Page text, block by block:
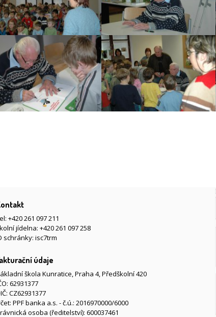
+420 261 097 211
jídelna: +420 261 097 258
schránky: isc7trm
údaje
škola Kunratice, Praha 4, Předškolní 420
62931377
CZ62931377
PPF banka a.s. - č.ú.: 2016970000/6000
osoba (ředitelství): 600037461